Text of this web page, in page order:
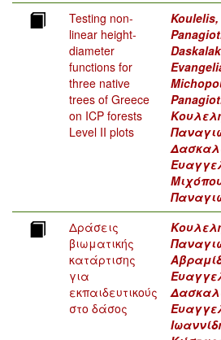
Testing non-
linear height-
diameter
functions for
three native
trees of Greece
on ICP forests
Level II plots
Koulelis,
Δράσεις
βιωματικής
κατάρτισης
για
εκπαιδευτικούς
στο δάσος